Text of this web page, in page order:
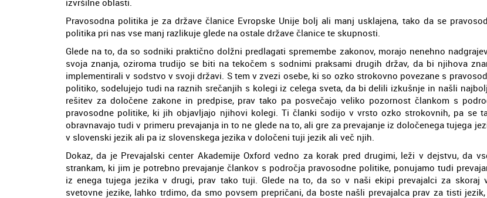
Pravosodna politika je za države članice Evropske Unije bolj ali manj usklajena, tako da se
politika pri nas vse manj razlikuje glede na ostale države članice te skupnosti.
Glede na to, da so sodniki praktično dolžni predlagati spremembe zakonov, morajo nenehno
svoja znanja, oziroma trudijo se biti na tekočem s sodnimi praksami drugih držav, da bi njihova
implementirali v sodstvo v svoji državi. S tem v zvezi osebe, ki so ozko strokovno povezane s
politiko, sodelujejo tudi na raznih srečanjih s kolegi iz celega sveta, da bi delili izkušnje in našli
rešitev za določene zakone in predpise, prav tako pa posvečajo veliko pozornost člankom s
pravosodne politike, ki jih objavljajo njihovi kolegi. Ti članki sodijo v vrsto ozko strokovnih, pa se
obravnavajo tudi v primeru prevajanja in to ne glede na to, ali gre za prevajanje iz določenega tujega
v slovenski jezik ali pa iz slovenskega jezika v določeni tuji jezik ali več njih.
Dokaz, da je Prevajalski center Akademije Oxford vedno za korak pred drugimi, leži v dejstvu, da
strankam, ki jim je potrebno prevajanje člankov s področja pravosodne politike, ponujamo tudi
iz enega tujega jezika v drugi, prav tako tuji. Glede na to, da so v naši ekipi prevajalci za skoraj
svetovne jezike, lahko trdimo, da smo povsem prepričani, da boste našli prevajalca prav za tisti